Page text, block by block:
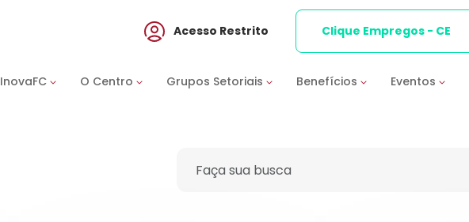
InovaFC O Centro Grupos Setoriais Benefícios Eventos
Acesso Restrito Clique Empregos - CE